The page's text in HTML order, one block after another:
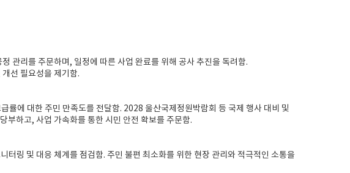
관리를 주문하며, 일정에 따른 사업 완료를 위해 공사 추진을 독려함.
선 필요성을 제기함.
률에 대한 주민 만족도를 전달함. 2028 울산국제정원박람회 등 국제 행사 대비 및
부하고, 사업 가속화를 통한 시민 안전 확보를 주문함.
터링 및 대응 체계를 점검함. 주민 불편 최소화를 위한 현장 관리와 적극적인 소통을